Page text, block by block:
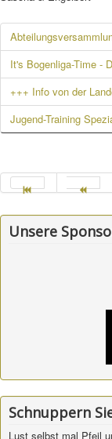
It's Bogenliga-Time -
+++ Info von der
Jugend-Training
Unsere
Schnuppern
Lust selbst mal Pfeil